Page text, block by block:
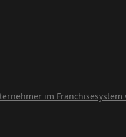
im Franchisesystem